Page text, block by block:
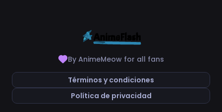
By AnimeMeow for all fans
Términos y condiciones
Política de privacidad